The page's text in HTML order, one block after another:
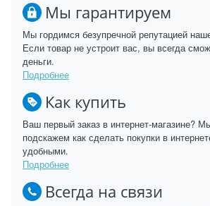
Мы гарантируем
Мы гордимся безупречной репутацией
Если товар не устроит вас, вы всегда
деньги.
Подробнее
Как купить
Ваш первый заказ в интернет-магазине?
подскажем как сделать покупки в
удобными.
Подробнее
Всегда на связи